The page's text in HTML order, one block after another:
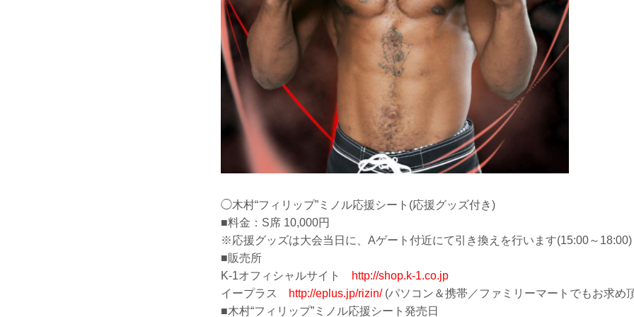
◯木村“フィリップ”ミノル応援シート(応援グッズ付き)
■料金：S席 10,000円
※応援グッズは大会当日に、Aゲート付近にて引き換えを行います(15:00～18:00)
■販売所
K-1オフィシャルサイト
http://shop.k-1.co.jp
イープラス
http://eplus.jp/rizin/(パソコン＆携帯／ファミリーマートでもお求め
■木村“フィリップ”ミノル応援シート発売日